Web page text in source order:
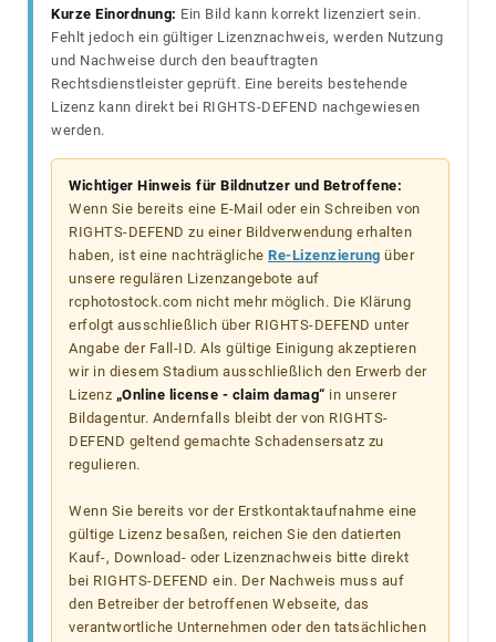
Kurze Einordnung: Ein Bild kann korrekt lizenziert sein.
Fehlt jedoch ein gültiger Lizenznachweis, werden Nutzung
und Nachweise durch den beauftragten
Rechtsdienstleister geprüft. Eine bereits bestehende
Lizenz kann direkt bei RIGHTS-DEFEND nachgewiesen
werden.
Wichtiger Hinweis für Bildnutzer und Betroffene:
Wenn Sie bereits eine E-Mail oder ein Schreiben von
RIGHTS-DEFEND zu einer Bildverwendung erhalten
haben, ist eine nachträgliche Re-Lizenzierung über
unsere regulären Lizenzangebote auf
rcphotostock.com nicht mehr möglich. Die Klärung
erfolgt ausschließlich über RIGHTS-DEFEND unter
Angabe der Fall-ID. Als gültige Einigung akzeptieren
wir in diesem Stadium ausschließlich den Erwerb der
Lizenz „Online license - claim damag“ in unserer
Bildagentur. Andernfalls bleibt der von RIGHTS-
DEFEND geltend gemachte Schadensersatz zu
regulieren.
Wenn Sie bereits vor der Erstkontaktaufnahme eine
gültige Lizenz besaßen, reichen Sie den datierten
Kauf-, Download- oder Lizenznachweis bitte direkt
bei RIGHTS-DEFEND ein. Der Nachweis muss auf
den Betreiber der betroffenen Webseite, das
verantwortliche Unternehmen oder den tatsächlichen